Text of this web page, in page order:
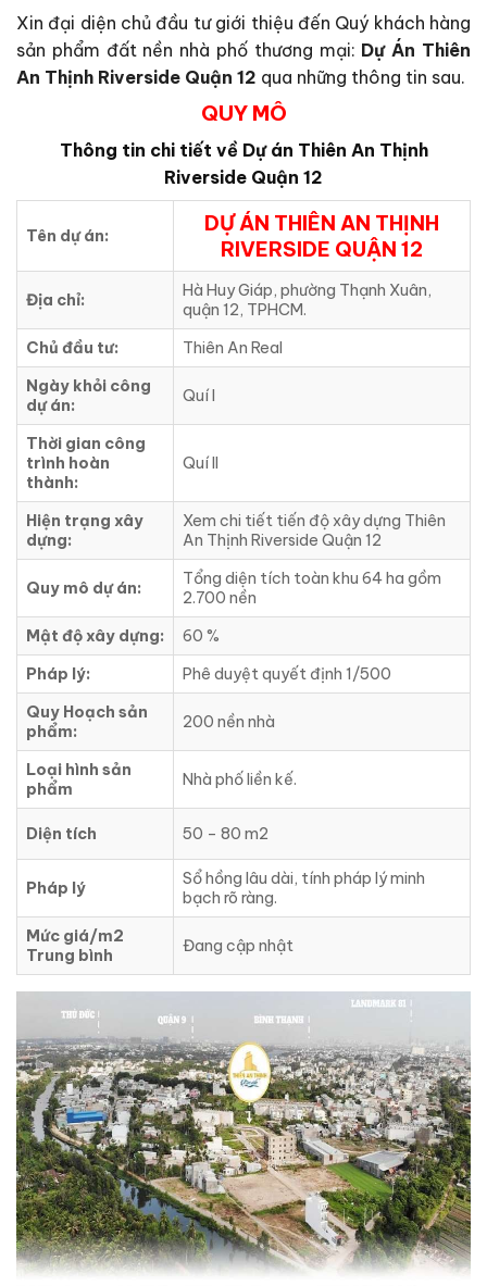
Xin đại diện chủ đầu tư giới thiệu đến Quý khách hàng
sản phẩm đất nền nhà phố thương mại: Dự Án Thiên
An Thịnh Riverside Quận 12 qua những thông tin sau.
QUY MÔ
Thông tin chi tiết về Dự án Thiên An Thịnh
Riverside Quận 12
Tên dự án:
DỰ ÁN THIÊN AN THỊNH
RIVERSIDE QUẬN 12
Địa chỉ:
Hà Huy Giáp, phường Thạnh Xuân,
quận 12, TPHCM.
Chủ đầu tư:
Thiên An Real
Ngày khỏi công
dự án:
Quí I
Thời gian công
trình hoàn
thành:
Quí II
Hiện trạng xây
dựng:
Xem chi tiết tiến độ xây dựng Thiên
An Thịnh Riverside Quận 12
Quy mô dự án:
Tổng diện tích toàn khu 64 ha gồm
2.700 nền
Mật độ xây dựng:
60 %
Pháp lý:
Phê duyệt quyết định 1/500
Quy Hoạch sản
phẩm:
200 nền nhà
Loại hình sản
phẩm
Nhà phố liền kế.
Diện tích 50 – 80 m2
Pháp lý
Sổ hồng lâu dài, tính pháp lý minh
bạch rõ ràng.
Mức giá/m2
Trung bình
Đang cập nhật